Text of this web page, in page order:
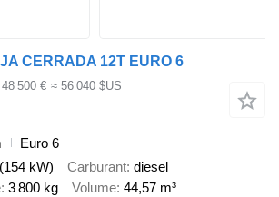
CERRADA 12T EURO 6
48 500 € ≈ 56 040 $US
Euro 6
kW) Carburant diesel
3 800 kg Volume 44,57 m³